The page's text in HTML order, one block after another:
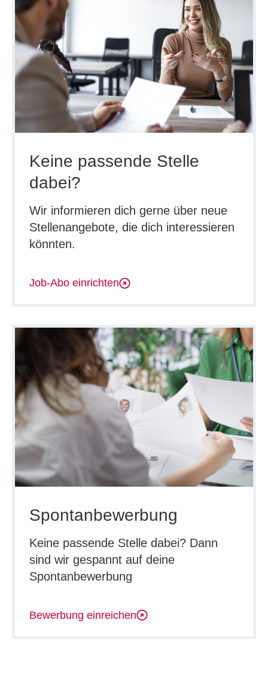
Keine passende Stelle
dabei?
Wir informieren dich gerne über neue
Stellenangebote, die dich interessieren
könnten.
Job-Abo einrichten
Spontanbewerbung
Keine passende Stelle dabei? Dann
sind wir gespannt auf deine
Spontanbewerbung
Bewerbung einreichen